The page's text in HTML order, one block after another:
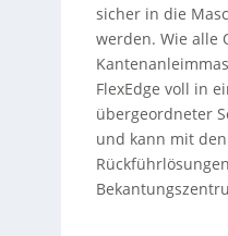
sicher in die
werden. Wie alle
FlexEdge voll in
übergeordneter
und kann mit den